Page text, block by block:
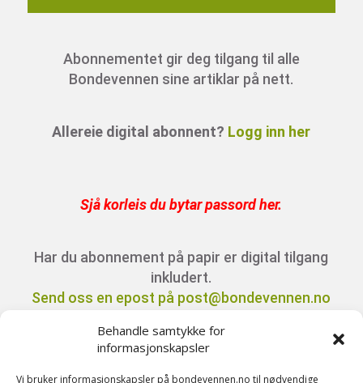
Behandle samtykke for
informasjonskapsler
Vi bruker informasjonskapsler på bondevennen.no til nødvendige
Abonnementet gir deg tilgang til alle
Bondevennen sine artiklar på nett.
Allereie digital abonnent? Logg inn her
Sjå korleis du bytar passord her.
Har du abonnement på papir er digital tilgang
inkludert.
Send oss en epost på post@bondevennen.no